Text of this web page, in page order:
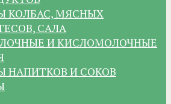
КОЛБАС, МЯСНЫХ
САЛА
И КИСЛОМОЛОЧНЫЕ
НАПИТКОВ И СОКОВ